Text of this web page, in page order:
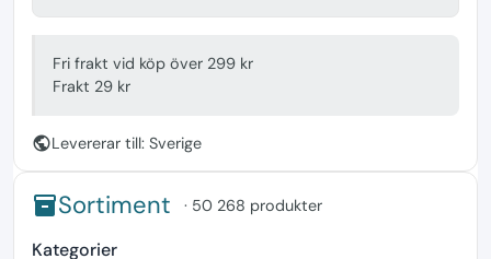
Fri frakt vid köp över 299 kr
Frakt 29 kr
publicLevererar till: Sverige
inventorySortiment · 50 268 produkter
Kategorier